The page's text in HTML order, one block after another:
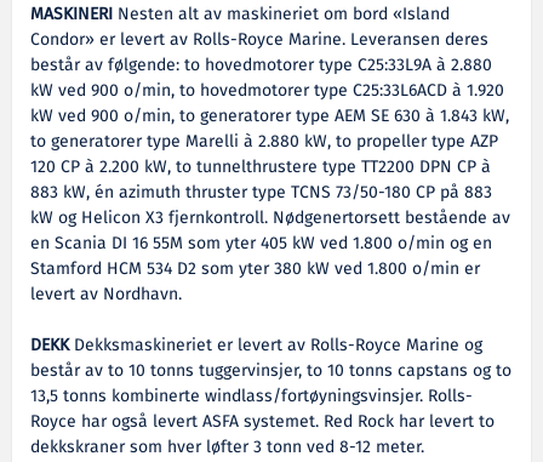
MASKINERI Nesten alt av maskineriet om bord «Island
Condor» er levert av Rolls-Royce Marine. Leveransen deres
består av følgende: to hovedmotorer type C25:33L9A à 2.880
kW ved 900 o/min, to hovedmotorer type C25:33L6ACD à 1.920
kW ved 900 o/min, to generatorer type AEM SE 630 à 1.843 kW,
to generatorer type Marelli à 2.880 kW, to propeller type AZP
120 CP à 2.200 kW, to tunnelthrustere type TT2200 DPN CP à
883 kW, én azimuth thruster type TCNS 73/50-180 CP på 883
kW og Helicon X3 fjernkontroll. Nødgenertorsett bestående av
en Scania DI 16 55M som yter 405 kW ved 1.800 o/min og en
Stamford HCM 534 D2 som yter 380 kW ved 1.800 o/min er
levert av Nordhavn.
DEKKDekksmaskineriet er levert av Rolls-Royce Marine og
består av to 10 tonns tuggervinsjer, to 10 tonns capstans og to
13,5 tonns kombinerte windlass/fortøyningsvinsjer. Rolls-
Royce har også levert ASFA systemet. Red Rock har levert to
dekkskraner som hver løfter 3 tonn ved 8-12 meter.